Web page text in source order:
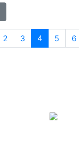
2 3 4 5 6